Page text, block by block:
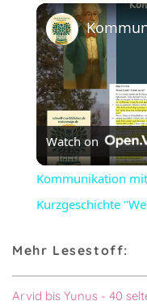
Watch on
Kommunikation
Kurzgeschichte
Mehr Lesestoff:
Arvid bis Yunus - 40